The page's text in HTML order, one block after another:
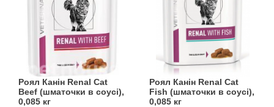
Роял Канін Renal Cat
Beef (шматочки в соусі),
0,085 кг
Роял Канін Renal Cat
Fish (шматочки в соусі),
0,085 кг